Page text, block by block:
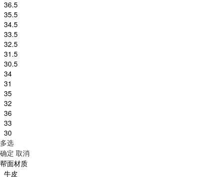
36.5
35.5
34.5
33.5
32.5
31.5
30.5
34
31
35
32
36
33
30
多选
确定 取消
帮面材质
牛皮